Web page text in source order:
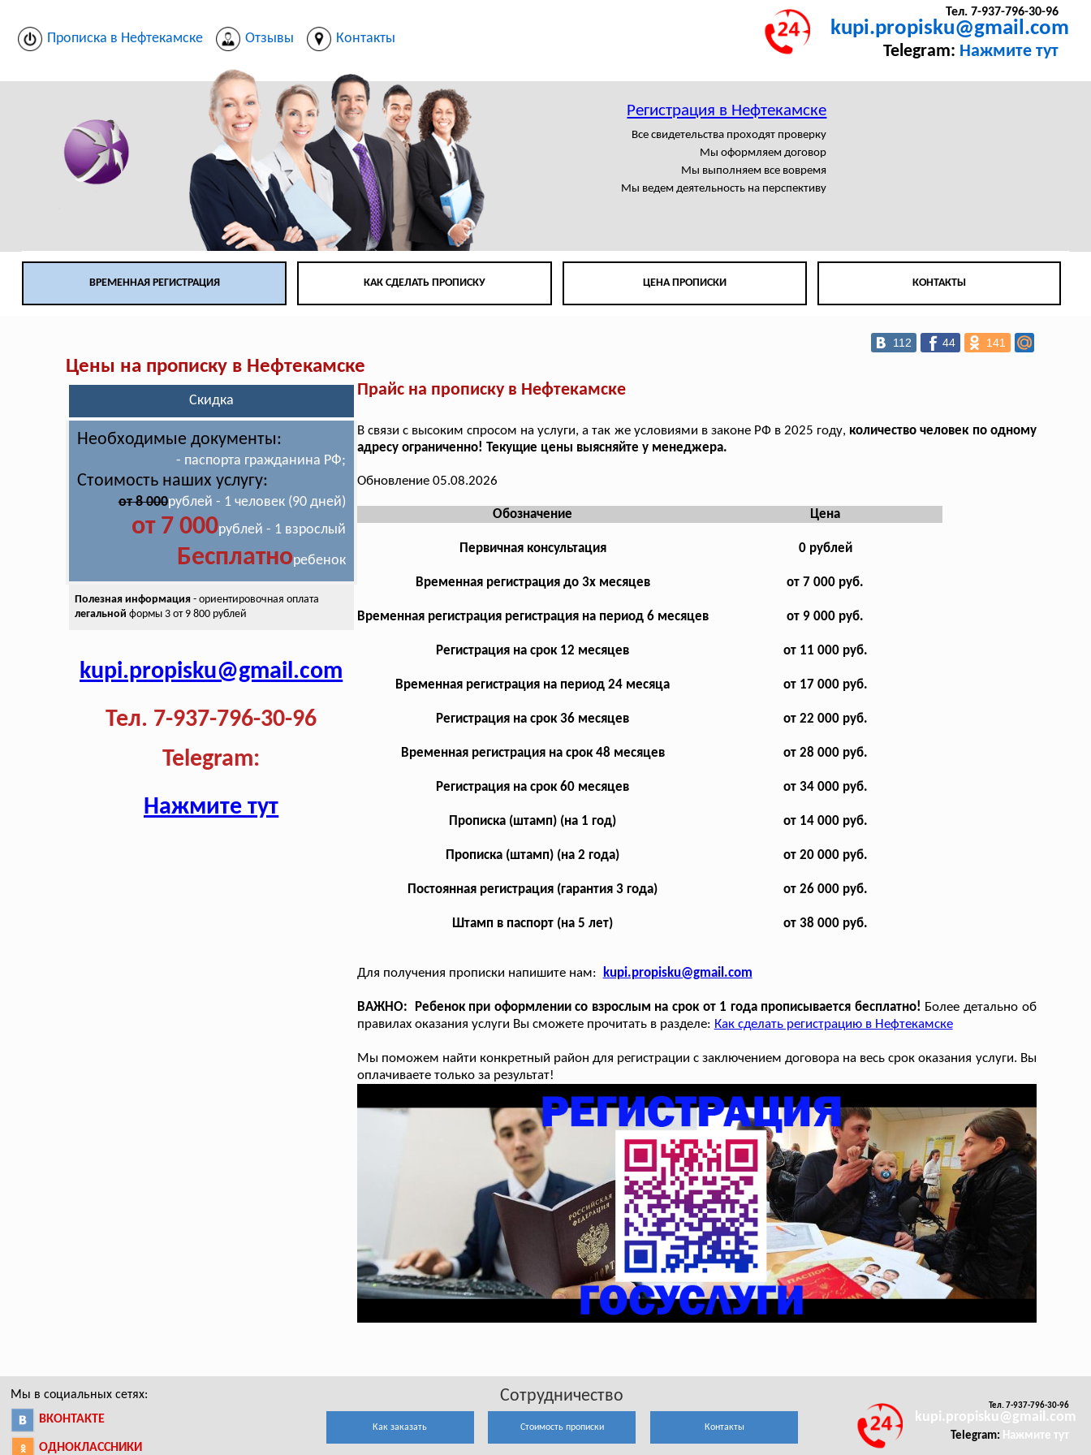
Прописка в Нефтекамске Отзывы Контакты
Тел. 7-937-796-30-96
kupi.propisku@gmail.com
Telegram: Нажмите тут
Регистрация в Нефтекамске
Все свидетельства проходят проверку
Мы оформляем договор
Мы выполняем все вовремя
Мы ведем деятельность на перспективу
ВРЕМЕННАЯ РЕГИСТРАЦИЯ КАК СДЕЛАТЬ ПРОПИСКУ ЦЕНА ПРОПИСКИ КОНТАКТЫ
112 44 141
Цены на прописку в Нефтекамске
Скидка
Необходимые документы:
- паспорта гражданина РФ;
Стоимость наших услугу:
от 8 000рублей - 1 человек (90 дней)
от 7 000рублей - 1 взрослый
Бесплатноребенок
Полезная информация- ориентировочная оплата
легальной формы 3 от 9 800 рублей
kupi.propisku@gmail.com
Тел. 7-937-796-30-96
Telegram:
Нажмите тут
Прайс на прописку в Нефтекамске
В связи с высоким спросом на услуги, а так же условиями в законе РФ в 2025 году, количество человек по одному
адресу ограниченно! Текущие цены выясняйте у менеджера.
Обновление 05.08.2026
Обозначение Цена
Первичная консультация 0 рублей
Временная регистрация до 3х месяцев от 7 000 руб.
Временная регистрация регистрация на период 6 месяцев от 9 000 руб.
Регистрация на срок 12 месяцев от 11 000 руб.
Временная регистрация на период 24 месяца от 17 000 руб.
Регистрация на срок 36 месяцев от 22 000 руб.
Временная регистрация на срок 48 месяцев от 28 000 руб.
Регистрация на срок 60 месяцев от 34 000 руб.
Прописка (штамп) (на 1 год) от 14 000 руб.
Прописка (штамп) (на 2 года) от 20 000 руб.
Постоянная регистрация (гарантия 3 года) от 26 000 руб.
Штамп в паспорт (на 5 лет) от 38 000 руб.
Для получения прописки напишите нам: kupi.propisku@gmail.com
ВАЖНО: Ребенок при оформлении со взрослым на срок от 1 года прописывается бесплатно! Более детально об
правилах оказания услуги Вы сможете прочитать в разделе: Как сделать регистрацию в Нефтекамске
Мы поможем найти конкретный район для регистрации с заключением договора на весь срок оказания услуги. Вы
оплачиваете только за результат!
Мы в социальных сетях:
ВКОНТАКТЕ
ОДНОКЛАССНИКИ
Сотрудничество
Как заказать Стоимость прописки Контакты
Тел. 7-937-796-30-96
kupi.propisku@gmail.com
Telegram: Нажмите тут